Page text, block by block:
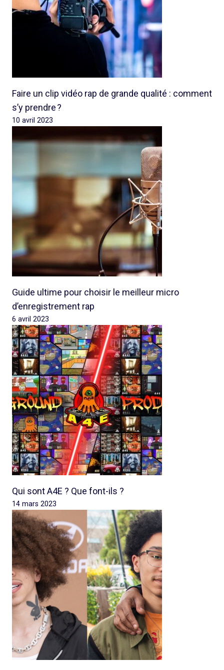
Faire un clip vidéo rap de grande qualité : comment
s’y prendre ?
10 avril 2023
Guide ultime pour choisir le meilleur micro
d’enregistrement rap
6 avril 2023
Qui sont A4E ? Que font-ils ?
14 mars 2023